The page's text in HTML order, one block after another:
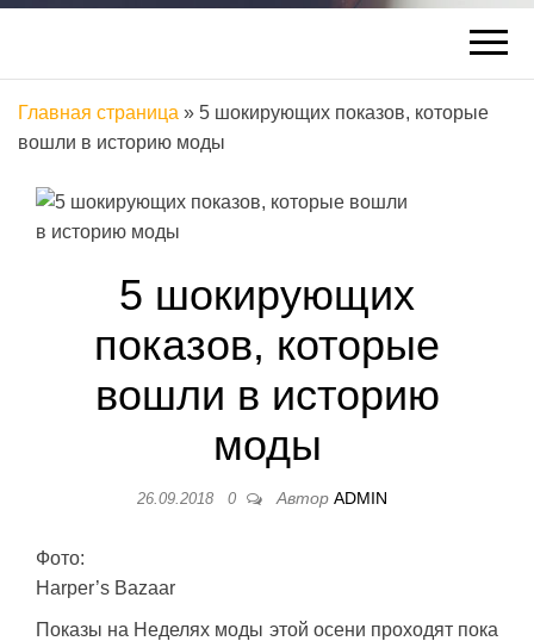
Главная страница » 5 шокирующих показов, которые
вошли в историю моды
5 шокирующих
показов, которые
вошли в историю
моды
26.09.2018 0 Автор ADMIN
Фото:
Harper’s Bazaar
Показы на Неделях моды этой осени проходят пока